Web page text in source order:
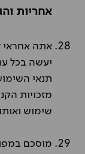
אחריות
אתה אחראי
יעשה בכל
תנאי
מזכויות
שימוש
מוסכם